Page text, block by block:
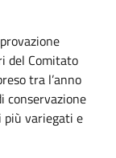
del Comitato
tra l’anno
conservazione
più variegati e